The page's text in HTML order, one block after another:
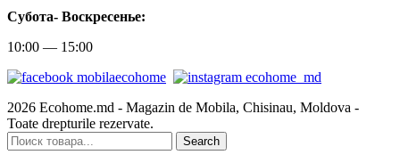
Субота- Воскресенье:
10:00 — 15:00
2026 Ecohome.md - Magazin de Mobila, Chisinau, Moldova -
Toate drepturile rezervate.
Search